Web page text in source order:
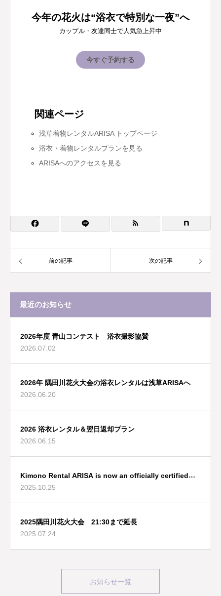
今年の花火は“浴衣で特別な一夜”へ
カップル・友達同士で人気急上昇中
今すぐ予約する
関連ページ
浅草着物レンタルARISA トップページ
浴衣・着物レンタルプランを見る
ARISAへのアクセスを見る
前の記事 次の記事
最近のお知らせ
2026年度 青山コンテスト 浴衣撮影協賛
2026.07.02
2026年 隅田川花火大会の浴衣レンタルは浅草ARISAへ
2026.06.20
2026 浴衣レンタル＆翌日返却プラン
2026.06.15
Kimono Rental ARISA is now an officially certified
Tokyo Tourist Information Center!
2025.10.25
2025隅田川花火大会 21:30まで延長
2025.07.24
お知らせ一覧